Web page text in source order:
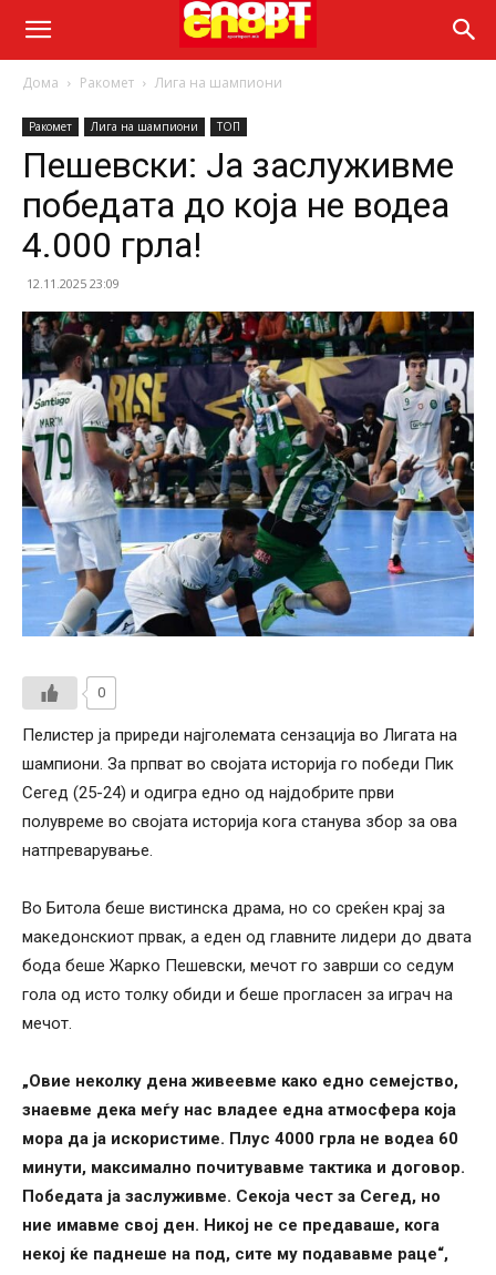
Дома Ракомет Лига на шампиони
Ракомет Лига на шампиони ТОП
Пешевски: Ја заслуживме
победата до која не водеа
4.000 грла!
12.11.2025 23:09
0
Пелистер ја приреди најголемата сензација во Лигата на
шампиони. За прпват во својата историја го победи Пик
Сегед (25-24) и одигра едно од најдобрите први
полувреме во својата историја кога станува збор за ова
натпреварување.
Во Битола беше вистинска драма, но со среќен крај за
македонскиот првак, а еден од главните лидери до двата
бода беше Жарко Пешевски, мечот го заврши со седум
гола од исто толку обиди и беше прогласен за играч на
мечот.
„Овие неколку дена живеевме како едно семејство,
знаевме дека меѓу нас владее една атмосфера која
мора да ја искористиме. Плус 4000 грла не водеа 60
минути, максимално почитувавме тактика и договор.
Победата ја заслуживме. Секоја чест за Сегед, но
ние имавме свој ден. Никој не се предаваше, кога
некој ќе паднеше на под, сите му подававме раце“,